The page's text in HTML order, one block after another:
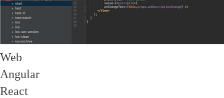
Web
Angular
React